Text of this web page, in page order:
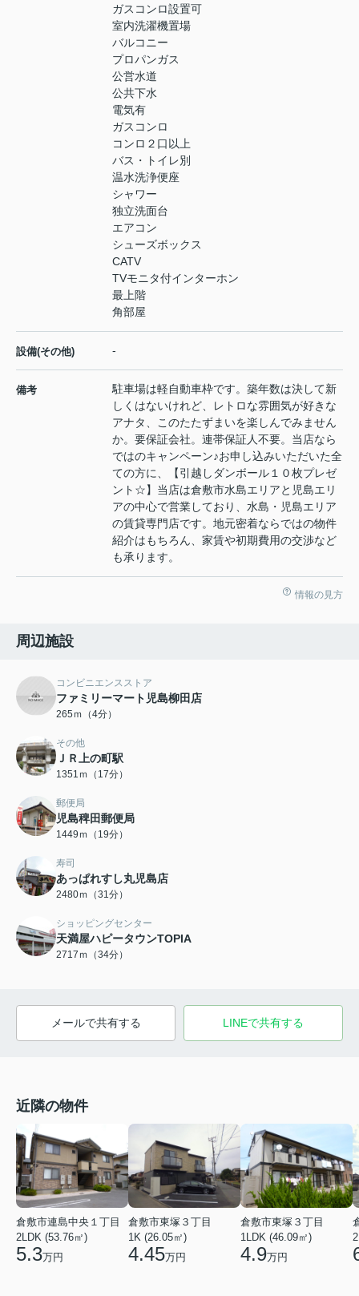
ガスコンロ設置可
室内洗濯機置場
バルコニー
プロパンガス
公営水道
公共下水
電気有
ガスコンロ
コンロ２口以上
バス・トイレ別
温水洗浄便座
シャワー
独立洗面台
エアコン
シューズボックス
CATV
TVモニタ付インターホン
最上階
角部屋
設備(その他) -
備考
駐車場は軽自動車枠です。築年数は決して新
しくはないけれど、レトロな雰囲気が好きな
アナタ、このたたずまいを楽しんでみません
か。要保証会社。連帯保証人不要。当店なら
ではのキャンペーン♪お申し込みいただいた全
ての方に、【引越しダンボール１０枚プレゼ
ント☆】当店は倉敷市水島エリアと児島エリ
アの中心で営業しており、水島・児島エリア
の賃貸専門店です。地元密着ならではの物件
紹介はもちろん、家賃や初期費用の交渉など
も承ります。
情報の見方
周辺施設
コンビニエンスストア
ファミリーマート児島柳田店
265ｍ（4分）
その他
ＪＲ上の町駅
1351ｍ（17分）
郵便局
児島稗田郵便局
1449ｍ（19分）
寿司
あっぱれすし丸児島店
2480ｍ（31分）
ショッピングセンター
天満屋ハピータウンTOPIA
2717ｍ（34分）
メールで共有する LINEで共有する
近隣の物件
倉敷市連島中央１丁目
2LDK (53.76㎡)
5.3万円
倉敷市東塚３丁目
1K (26.05㎡)
4.45万円
倉敷市東塚３丁目
1LDK (46.09㎡)
4.9万円